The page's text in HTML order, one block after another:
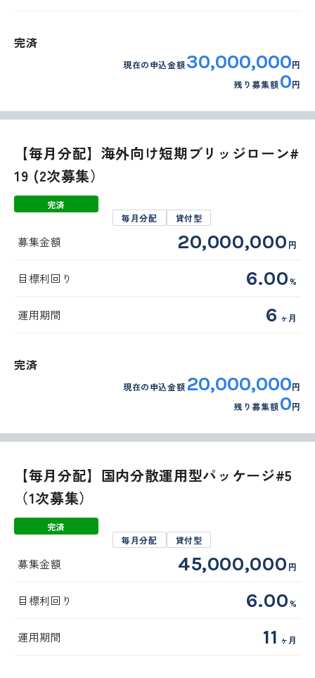
完済
現在の申込金額30,000,000円
残り募集額0円
完済
【毎月分配】海外向け短期ブリッジローン#
19 (2次募集）
毎月分配 貸付型
募集金額 20,000,000 円
目標利回り 6.00%
運用期間 6 ヶ月
完済
現在の申込金額 20,000,000円
残り募集額0円
完済
【毎月分配】国内分散運用型パッケージ#5
（1次募集）
毎月分配 貸付型
募集金額 45,000,000 円
目標利回り 6.00%
運用期間 11 ヶ月